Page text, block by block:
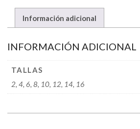
Información adicional
INFORMACIÓN ADICIONAL
TALLAS
2, 4, 6, 8, 10, 12, 14, 16